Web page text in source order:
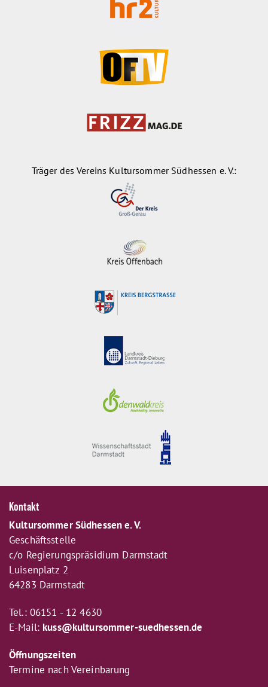
Träger des Vereins Kultursommer Südhessen e. V.:
Kontakt
Kultursommer Südhessen e. V.
Geschäftsstelle
c/o Regierungspräsidium Darmstadt
Luisenplatz 2
64283 Darmstadt
Tel.: 06151 - 12 4630
E-Mail: kuss@kultursommer-suedhessen.de
Öffnungszeiten
Termine nach Vereinbarung